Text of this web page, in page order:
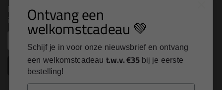
Nieuws, tips en exclusieve deals rechtstreeks in je
inbox
Inschrijven
Ontvang een
welkomstcadeau 💚
Schijf je in voor onze nieuwsbrief en ontvang
een welkomstcadeau t.w.v. €35 bij je eerste
bestelling!
Email